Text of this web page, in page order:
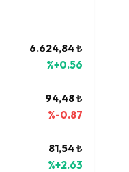
6.624,84 ₺
%+0.56
94,48 ₺
%-0.87
81,54 ₺
%+2.63